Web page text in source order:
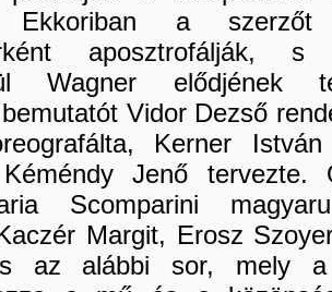
Ekkoriban a
aposztrofálják,
Wagner elődjének
Vidor Dezső
Kerner István
Jenő tervezte.
Scomparini
Margit, Erosz
az alábbi sor, mely